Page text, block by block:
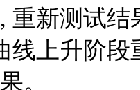
重新测试
线上升阶
。